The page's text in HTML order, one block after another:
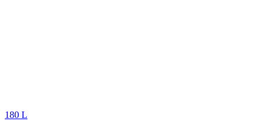
180 L